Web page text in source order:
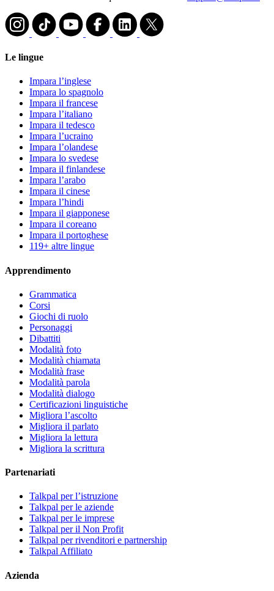
Le lingue
Impara l’inglese
Impara lo spagnolo
Impara il francese
Impara l’italiano
Impara il tedesco
Impara l’ucraino
Impara l’olandese
Impara lo svedese
Impara il finlandese
Impara l’arabo
Impara il cinese
Impara l’hindi
Impara il giapponese
Impara il coreano
Impara il portoghese
119+ altre lingue
Apprendimento
Grammatica
Corsi
Giochi di ruolo
Personaggi
Dibattiti
Modalità foto
Modalità chiamata
Modalità frase
Modalità parola
Modalità dialogo
Certificazioni linguistiche
Migliora l’ascolto
Migliora il parlato
Migliora la lettura
Migliora la scrittura
Partenariati
Talkpal per l’istruzione
Talkpal per le aziende
Talkpal per le imprese
Talkpal per il Non Profit
Talkpal per rivenditori e partnership
Talkpal Affiliato
Azienda